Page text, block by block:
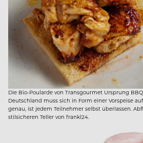
Die Bio-Poularde von Transgourmet Ursprung
Deutschland muss sich in Form einer Vorspeise
genau, ist jedem Teilnehmer selbst überlassen.
stilsicheren Teller von frankl24.